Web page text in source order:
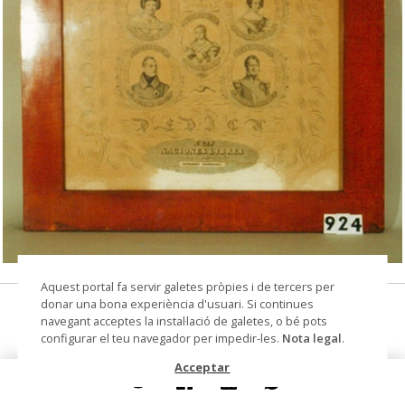
© Arxiu Fotogràfic del Consorci del Patrimoni de
Sitges
Alianza Anglo-Hispana-Galo-Portuguesa
dibuix, estampa
Aquest portal fa servir galetes pròpies i de tercers per
donar una bona experiència d'usuari. Si continues
navegant acceptes la instal·lació de galetes, o bé pots
configurar el teu navegador per impedir-les. Nota legal.
Acceptar